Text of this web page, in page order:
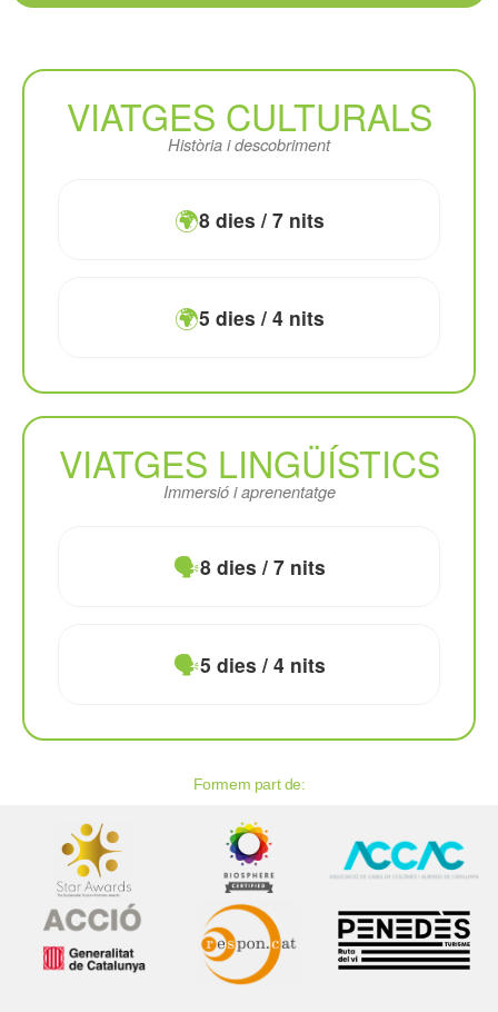
VIATGES CULTURALS
Història i descobriment
🌍8 dies / 7 nits
🌍5 dies / 4 nits
VIATGES LINGÜÍSTICS
Immersió i aprenentatge
🗣️8 dies / 7 nits
🗣️5 dies / 4 nits
Formem part de: